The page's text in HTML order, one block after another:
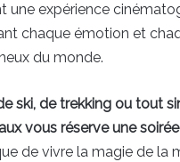
expérience
chaque émotion et
du monde.
ski, de trekking ou tout
vous réserve une
de vivre la magie de la